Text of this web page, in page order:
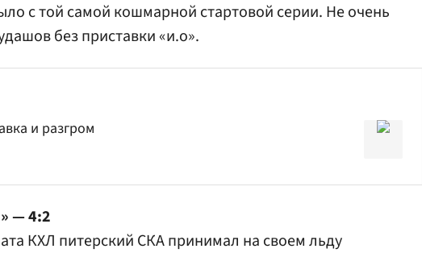
с той самой кошмарной стартовой серии. Не очень
без приставки «и.о».
и разгром
— 4:2
КХЛ питерский СКА принимал на своем льду